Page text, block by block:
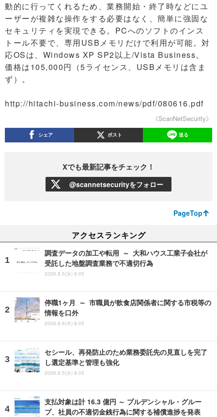
動的に行ってくれるため、業務開始・終了時などにユ
ーザーが複雑な操作をする必要はなく、簡単に強固な
セキュリティを実現できる。PCへのソフトのインス
トール不要で、専用USBメモリだけで利用が可能。対
応OSは、Windows XP SP2以上/Vista Business。
価格は105,000円（5ライセンス、USBメモリは含ま
ず）。
http://hitachi-business.com/news/pdf/080616.pdf
《ScanNetSecurity》
シェア ポスト 送る
Xでも最新記事をチェック！
@scannetsecurityをフォロー
PageTop
アクセスランキング
調査データの加工や転用 ～ 大和ハウス工業子会社が
受託した地盤調査業務で不適切行為
2026.8.5(水) 8:05
停職1ヶ月 ～ 市職員が飲食店関係者に関する市税等の
情報を口外
2026.8.6(木) 8:05
セシール、再発防止のため業務委託先の見直しを完了
し選定基準と管理も強化
2026.8.5(水) 8:05
支払対象は計 16.3 億円 ～ プルデンシャル・グルー
プ、社員の不適切金銭行為に関する補償進捗を発表